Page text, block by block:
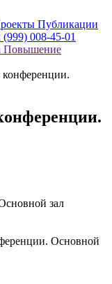
Публикации
(999) 008-45-01
Повышение
зал
Основной